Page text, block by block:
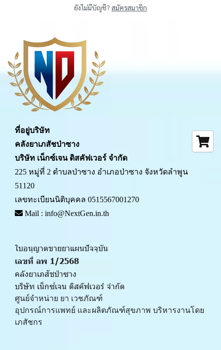
ยังไม่มีบัญชี? สมัครสมาชิก
ที่อยู่บริษัท
คลังยาเภสัชป่าซาง
บริษัท เน็กซ์เจน ดิสคัฟเวอร์ จำกัด
225 หมู่ที่ 2 ตำบลป่าซาง อำเภอป่าซาง จังหวัดลำพูน
51120
เลขทะเบียนนิติบุคคล 0515567001270
Mail : info@NextGen.in.th
ใบอนุญาตขายยาแผนปัจจุบัน
เลขที่ ลพ 1/2568
คลังยาเภสัชป่าซาง
บริษัท เน็กซ์เจน ดิสคัฟเวอร์ จำกัด
ศูนย์จำหน่าย ยา เวชภัณฑ์
﻿อุปกรณ์การแพทย์ และผลิตภัณฑ์สุขภาพ บริหารงานโดย
เภสัชกร